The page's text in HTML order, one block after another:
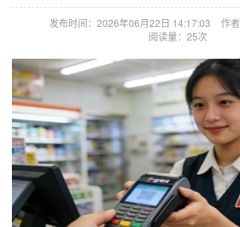
发布时间：2026年06月22日 14:17:03
作
阅读量：25次